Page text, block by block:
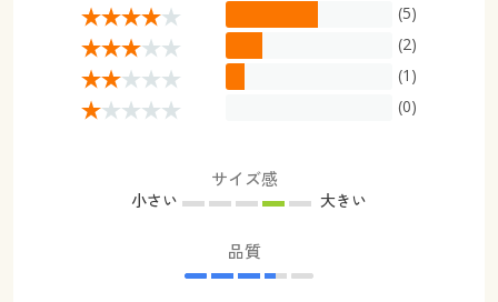
(5)
(2)
(1)
(0)
サイズ感
小さい 大きい
品質